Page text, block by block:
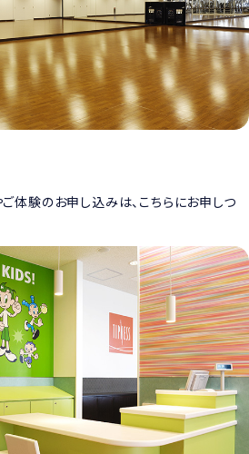
体験のお申し込みは、こちらにお申しつ